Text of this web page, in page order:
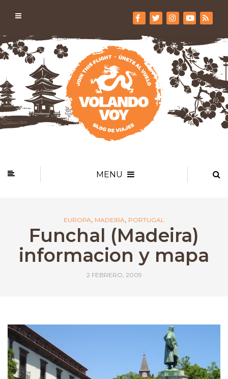
MENU
EUROPA, MADEIRA, PORTUGAL
Funchal (Madeira)
informacion y mapa
2 FEBRERO, 2009